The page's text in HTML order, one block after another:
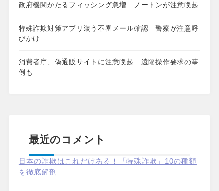
政府機関かたるフィッシング急増 ノートンが注意喚起
特殊詐欺対策アプリ装う不審メール確認 警察が注意呼
びかけ
消費者庁、偽通販サイトに注意喚起 遠隔操作要求の事
例も
最近のコメント
日本の詐欺はこれだけある！「特殊詐欺」10の種類
を徹底解剖